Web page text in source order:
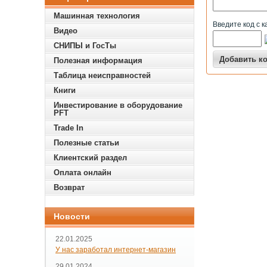
Введите код с
Машинная технология
Видео
СНИПЫ и ГосТы
Полезная информация
Таблица неисправностей
Книги
Инвестирование в оборудование
PFT
Trade In
Полезные статьи
Клиентский раздел
Оплата онлайн
Возврат
Новости
22.01.2025
У нас заработал интернет-магазин